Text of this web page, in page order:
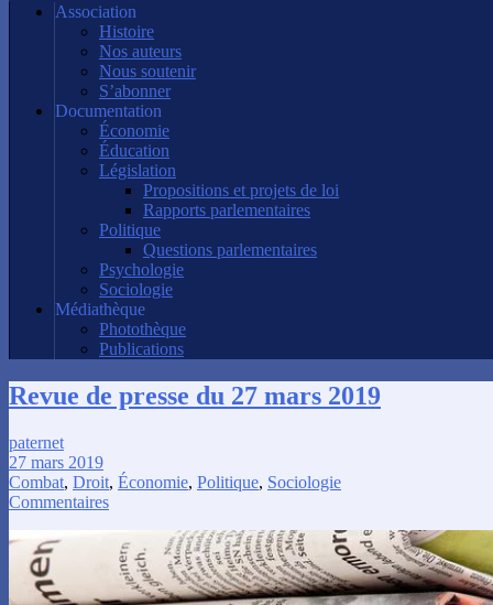
Association
Histoire
Nos auteurs
Nous soutenir
S’abonner
Documentation
Économie
Éducation
Législation
Propositions et projets de loi
Rapports parlementaires
Politique
Questions parlementaires
Psychologie
Sociologie
Médiathèque
Photothèque
Publications
Revue de presse du 27 mars 2019
paternet
27 mars 2019
Combat, Droit, Économie, Politique, Sociologie
Commentaires